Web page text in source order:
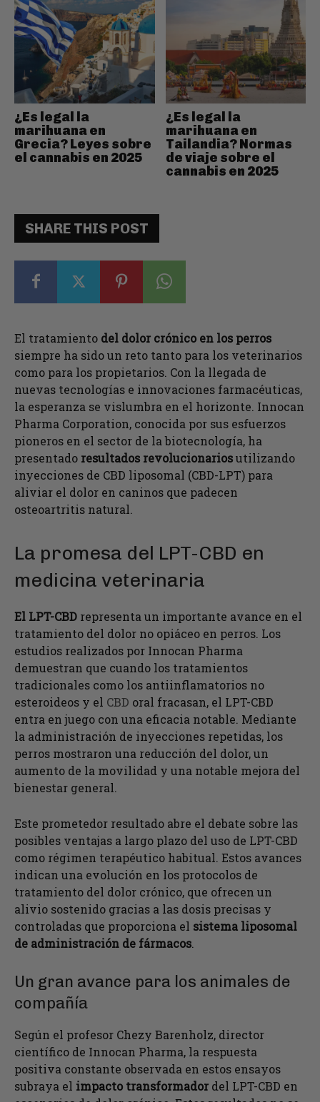
SHARE THIS POST
El tratamiento del dolor crónico en los perros
siempre ha sido un reto tanto para los veterinarios
como para los propietarios. Con la llegada de
nuevas tecnologías e innovaciones farmacéuticas,
la esperanza se vislumbra en el horizonte. Innocan
Pharma Corporation, conocida por sus esfuerzos
pioneros en el sector de la biotecnología, ha
presentado resultados revolucionariosutilizando
inyecciones de CBD liposomal (CBD-LPT) para
aliviar el dolor en caninos que padecen
osteoartritis natural.
La promesa del LPT-CBD en
medicina veterinaria
El LPT-CBD representa un importante avance en el
tratamiento del dolor no opiáceo en perros. Los
estudios realizados por Innocan Pharma
demuestran que cuando los tratamientos
tradicionales como los antiinflamatorios no
esteroideos y el CBD oral fracasan, el LPT-CBD
entra en juego con una eficacia notable. Mediante
la administración de inyecciones repetidas, los
perros mostraron una reducción del dolor, un
aumento de la movilidad y una notable mejora del
bienestar general.
Este prometedor resultado abre el debate sobre las
posibles ventajas a largo plazo del uso de LPT-CBD
como régimen terapéutico habitual. Estos avances
indican una evolución en los protocolos de
tratamiento del dolor crónico, que ofrecen un
alivio sostenido gracias a las dosis precisas y
controladas que proporciona el sistema liposomal
de administración de fármacos.
Un gran avance para los animales de
compañía
Según el profesor Chezy Barenholz, director
científico de Innocan Pharma, la respuesta
positiva constante observada en estos ensayos
subraya el impacto transformador del LPT-CBD en
¿Es legal la
marihuana en
Grecia? Leyes sobre
el cannabis en 2025
¿Es legal la
marihuana en
Tailandia? Normas
de viaje sobre el
cannabis en 2025